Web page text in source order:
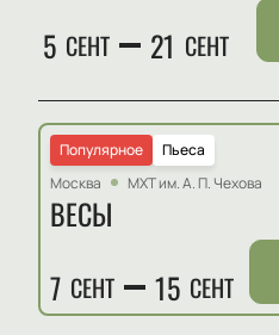
Режиссёр: Евгений
5 СЕНТ 21 СЕНТ
Пьеса
Популярное
Москва
МХТ им. А. П. Чехова
ВЕСЫ
7 СЕНТ 15 СЕНТ